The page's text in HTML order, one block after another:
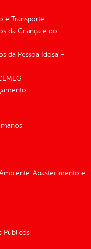
e Transporte
da Criança e do
da Pessoa Idosa –
Abastecimento e
Públicos